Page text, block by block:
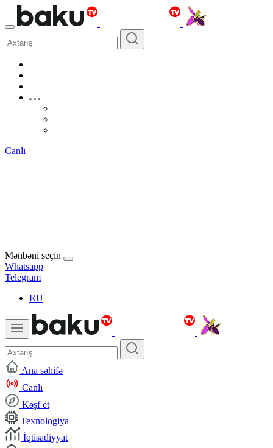
Canlı
Mənbəni seçin
Whatsapp
Telegram
RU
Ana səhifə
Canlı
Kəşf et
Texnologiya
İqtisadiyyat